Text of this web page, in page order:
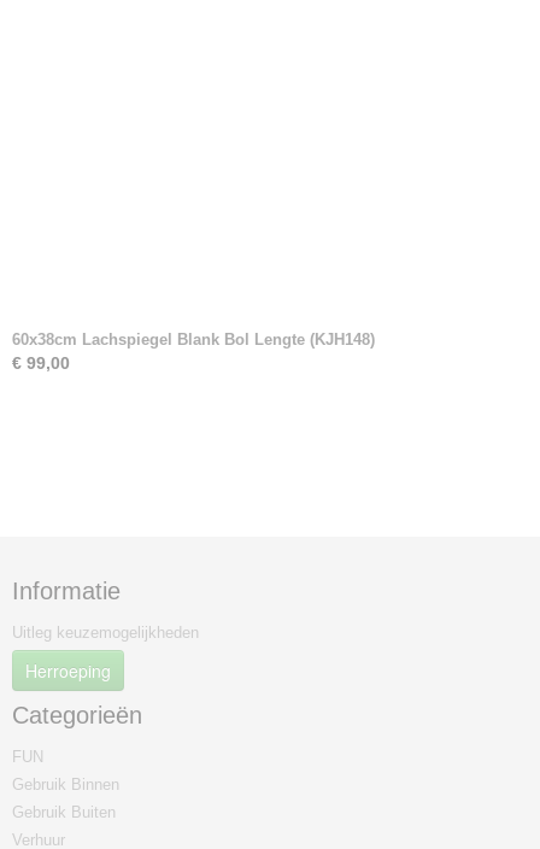
60x38cm Lachspiegel Blank Bol Lengte (KJH148)
€ 99,00
Informatie
Uitleg keuzemogelijkheden
Herroeping
Categorieën
FUN
Gebruik Binnen
Gebruik Buiten
Verhuur